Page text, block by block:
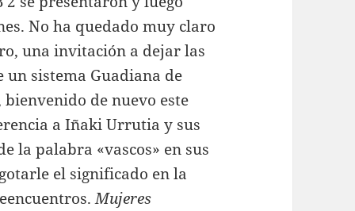
No ha quedado muy claro
una invitación a dejar las
sistema Guadiana de
de nuevo este
a Iñaki Urrutia y sus
la palabra «vascos» en sus
el significado en la
Mujeres